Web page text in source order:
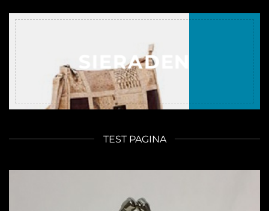
SIERADEN
TEST PAGINA